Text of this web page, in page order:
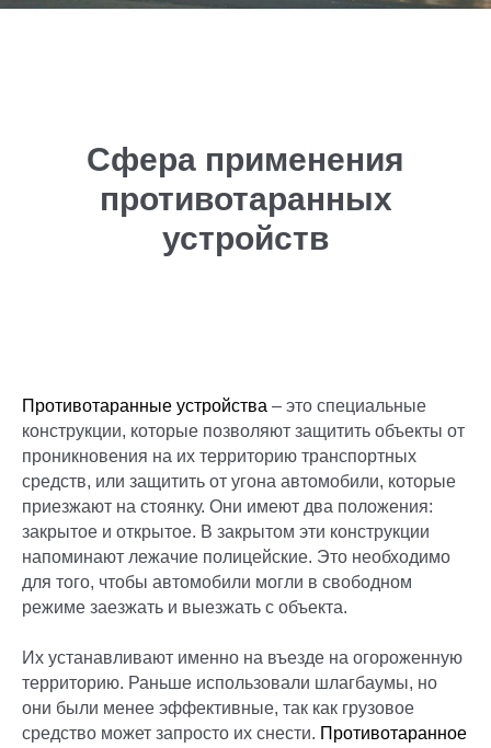
Сфера применения
противотаранных
устройств
Противотаранные устройства – это специальные
конструкции, которые позволяют защитить объекты от
проникновения на их территорию транспортных
средств, или защитить от угона автомобили, которые
приезжают на стоянку. Они имеют два положения:
закрытое и открытое. В закрытом эти конструкции
напоминают лежачие полицейские. Это необходимо
для того, чтобы автомобили могли в свободном
режиме заезжать и выезжать с объекта.
Их устанавливают именно на въезде на огороженную
территорию. Раньше использовали шлагбаумы, но
они были менее эффективные, так как грузовое
средство может запросто их снести. Противотаранное